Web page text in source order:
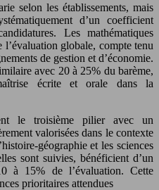
selon les établissements, mais
d’un coefficient
Les mathématiques
l’évaluation globale, compte tenu
de gestion et d’économie.
avec 20 à 25% du barème,
écrite et orale dans la
le troisième pilier avec un
valorisées dans le contexte
géographie et les sciences
sont suivies, bénéficient d’un
à 15% de l’évaluation. Cette
prioritaires attendues